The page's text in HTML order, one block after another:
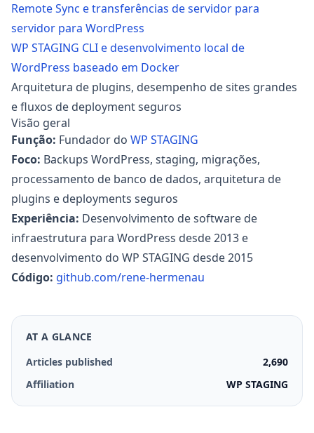
Remote Sync e transferências de servidor para
servidor para WordPress
WP STAGING CLI e desenvolvimento local de
WordPress baseado em Docker
Arquitetura de plugins, desempenho de sites grandes
e fluxos de deployment seguros
Visão geral
Função: Fundador do WP STAGING
Foco: Backups WordPress, staging, migrações,
processamento de banco de dados, arquitetura de
plugins e deployments seguros
Experiência: Desenvolvimento de software de
infraestrutura para WordPress desde 2013 e
desenvolvimento do WP STAGING desde 2015
Código: github.com/rene-hermenau
AT A GLANCE
Articles published
2,690
Affiliation
WP STAGING